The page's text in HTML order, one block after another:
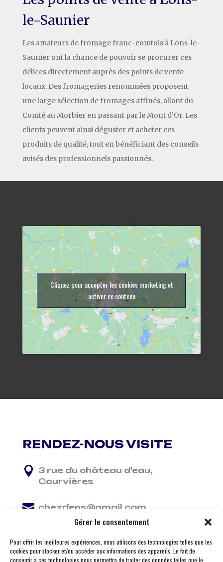
Gérer le consentement
Pour offrir les meilleures expériences, nous utilisons des technologies telles que les
cookies pour stocker et/ou accéder aux informations des appareils. Le fait de
consentir à ces technologies nous permettra de traiter des données telles que le
le-Saunier
Les amateurs de fromage franc-comtois à Lons-le-
Saunier ont la chance de pouvoir se procurer ces
délices directement auprès des points de vente
locaux. Des fromageries renommées proposent
une large sélection de fromages affinés, allant du
Comté au Morbier en passant par le Mont d’Or. Les
clients peuvent ainsi déguster et acheter ces
produits de qualité, tout en bénéficiant des conseils
avisés des professionnels passionnés.
Cliquez pour accepter les cookies marketing et
activer ce contenu
RENDEZ-NOUS VISITE
 3 rue du château d'eau,
Courvières
 chezdens@gmail.com